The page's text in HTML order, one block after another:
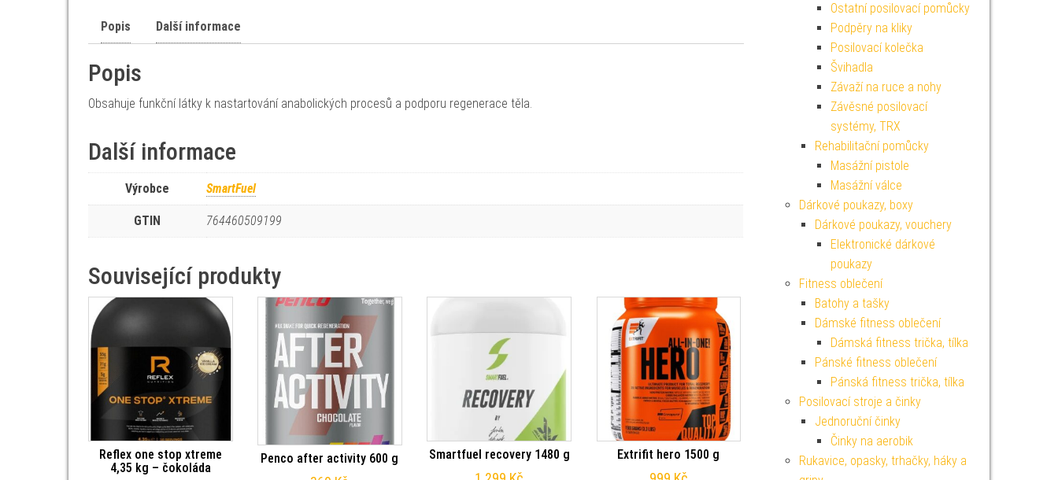
Popis Další informace
Popis
Obsahuje funkční látky k nastartování anabolických procesů a podporu regenerace těla.
Další informace
Výrobce SmartFuel
GTIN 764460509199
Související produkty
Reflex one stop xtreme
4,35 kg – čokoláda
Penco after activity 600 g Smartfuel recovery 1480 g Extrifit hero 1500 g
Ostatní posilovací pomůcky
Podpěry na kliky
Posilovací kolečka
Švihadla
Závaží na ruce a nohy
Závěsné posilovací
systémy, TRX
Rehabilitační pomůcky
Masážní pistole
Masážní válce
Dárkové poukazy, boxy
Dárkové poukazy, vouchery
Elektronické dárkové
poukazy
Fitness oblečení
Batohy a tašky
Dámské fitness oblečení
Dámská fitness trička, tílka
Pánské fitness oblečení
Pánská fitness trička, tílka
Posilovací stroje a činky
Jednoruční činky
Činky na aerobik
Rukavice, opasky, trhačky, háky a